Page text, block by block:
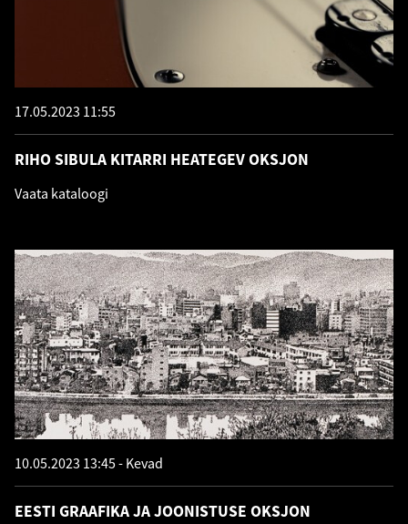
RIHO SIBULA KITARRI HEATEGEV OKSJON
17.05.2023 11:55
Vaata kataloogi
EESTI GRAAFIKA JA JOONISTUSE OKSJON
10.05.2023 13:45 Kevad